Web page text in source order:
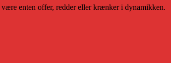
enten offer, redder eller krænker i dynamikken.